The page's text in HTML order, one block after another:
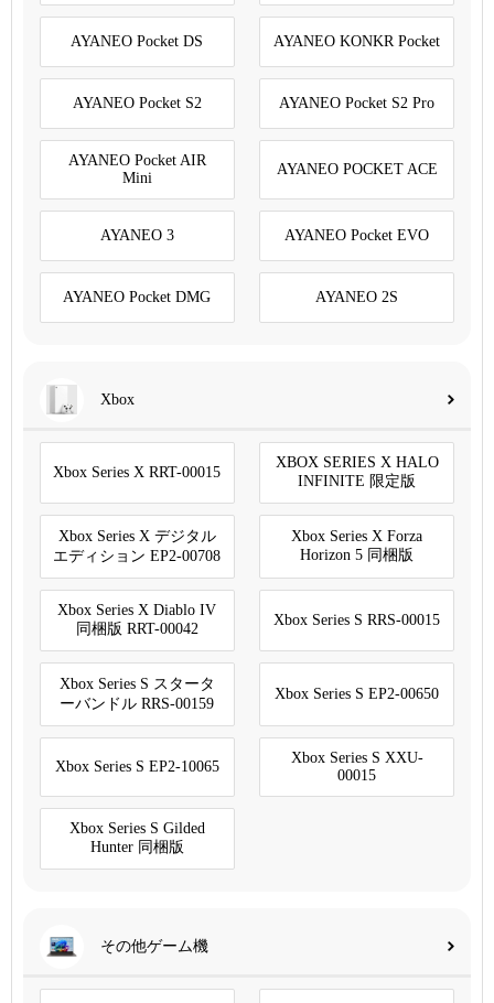
AYANEO Pocket DS AYANEO KONKR Pocket
AYANEO Pocket S2 AYANEO Pocket S2 Pro
AYANEO Pocket AIR
Mini
AYANEO POCKET ACE
AYANEO 3 AYANEO Pocket EVO
AYANEO Pocket DMG AYANEO 2S
Xbox
Xbox Series X RRT-00015
XBOX SERIES X HALO
INFINITE 限定版
Xbox Series X デジタル
エディション EP2-00708
Xbox Series X Forza
Horizon 5 同梱版
Xbox Series X Diablo IV
同梱版 RRT-00042
Xbox Series S RRS-00015
Xbox Series S スタータ
ーバンドル RRS-00159
Xbox Series S EP2-00650
Xbox Series S EP2-10065
Xbox Series S XXU-
00015
Xbox Series S Gilded
Hunter 同梱版
その他ゲーム機